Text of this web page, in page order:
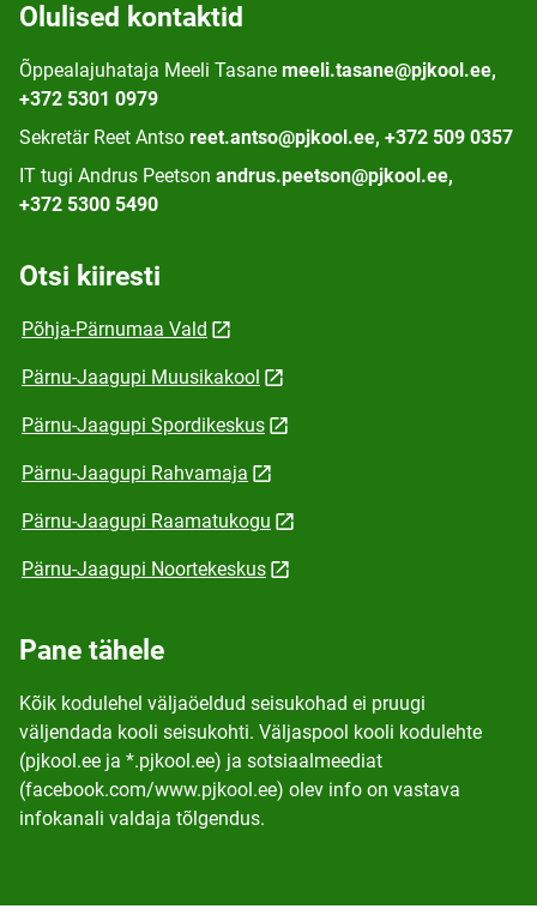
Olulised kontaktid
Õppealajuhataja Meeli Tasane meeli.tasane@pjkool.ee,
+372 5301 0979
Sekretär Reet Antso reet.antso@pjkool.ee, +372 509 0357
IT tugi Andrus Peetson andrus.peetson@pjkool.ee,
+372 5300 5490
Otsi kiiresti
Põhja-Pärnumaa Vald
Pärnu-Jaagupi Muusikakool
Pärnu-Jaagupi Spordikeskus
Pärnu-Jaagupi Rahvamaja
Pärnu-Jaagupi Raamatukogu
Pärnu-Jaagupi Noortekeskus
Pane tähele
Kõik kodulehel väljaöeldud seisukohad ei pruugi
väljendada kooli seisukohti. Väljaspool kooli kodulehte
(pjkool.ee ja *.pjkool.ee) ja sotsiaalmeediat
(facebook.com/www.pjkool.ee) olev info on vastava
infokanali valdaja tõlgendus.